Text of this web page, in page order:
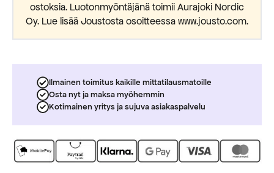
ostoksia. Luotonmyöntäjänä toimii Aurajoki Nordic
Oy. Lue lisää Joustosta osoitteessa www.jousto.com.
Ilmainen toimitus kaikille mittatilausmatoille
Osta nyt ja maksa myöhemmin
Kotimainen yritys ja sujuva asiakaspalvelu